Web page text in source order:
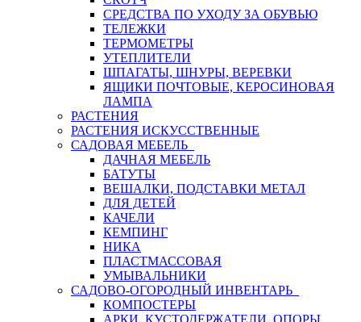
СРЕДСТВА ПО УХОДУ ЗА ОБУВЬЮ
ТЕЛЕЖКИ
ТЕРМОМЕТРЫ
УТЕПЛИТЕЛИ
ШПАГАТЫ, ШНУРЫ, ВЕРЕВКИ
ЯЩИКИ ПОЧТОВЫЕ, КЕРОСИНОВАЯ
ЛАМПА
РАСТЕНИЯ
РАСТЕНИЯ ИСКУССТВЕННЫЕ
САДОВАЯ МЕБЕЛЬ
ДАЧНАЯ МЕБЕЛЬ
БАТУТЫ
ВЕШАЛКИ, ПОДСТАВКИ МЕТАЛ
ДЛЯ ДЕТЕЙ
КАЧЕЛИ
КЕМПИНГ
НИКА
ПЛАСТМАССОВАЯ
УМЫВАЛЬНИКИ
САДОВО-ОГОРОДНЫЙ ИНВЕНТАРЬ
КОМПОСТЕРЫ
АРКИ, КУСТОДЕРЖАТЕЛИ, ОПОРЫ